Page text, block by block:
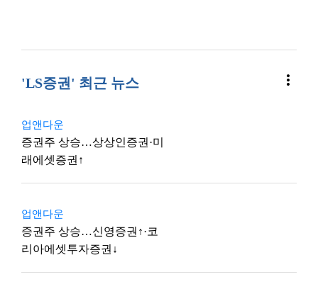
'LS증권' 최근 뉴스 more_vert
업앤다운
증권주 상승…상상인증권·미
래에셋증권↑
업앤다운
증권주 상승…신영증권↑·코
리아에셋투자증권↓